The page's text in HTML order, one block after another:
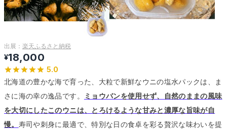
出展： 楽天ふるさと納税
¥18,000
5.0
北海道の豊かな海で育った、大粒で新鮮なウニの塩水パックは、ま
さに海の幸の逸品です。
ミョウバンを使用せず、自然のままの風味
を大切にしたこのウニは、とろけるような甘みと濃厚な旨味が自
慢。 寿司や刺身に最適で、特別な日の食卓を彩る贅沢な味わいを提